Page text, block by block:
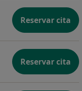
Reservar cita
Reservar cita